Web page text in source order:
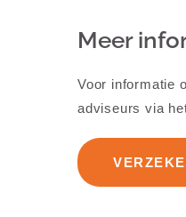
Meer
Voor informatie
adviseurs via